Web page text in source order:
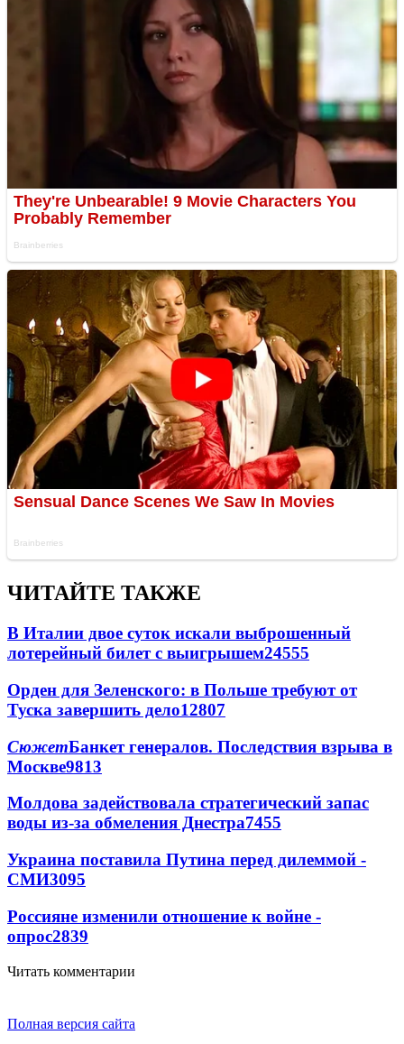
ЧИТАЙТЕ ТАКЖЕ
В Италии двое суток искали выброшенный
лотерейный билет с выигрышем24555
Орден для Зеленского: в Польше требуют от
Туска завершить дело12807
СюжетБанкет генералов. Последствия взрыва в
Москве9813
Молдова задействовала стратегический запас
воды из-за обмеления Днестра7455
Украина поставила Путина перед дилеммой -
СМИ3095
Россияне изменили отношение к войне -
опрос2839
Читать комментарии
Полная версия сайта